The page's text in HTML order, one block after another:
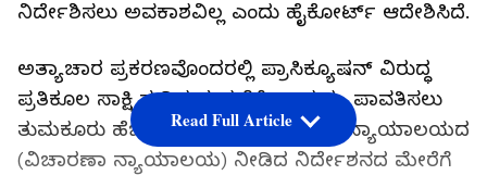
ನಿರ್ದೇಶಿಸಲು ಅವಕಾಶವಿಲ್ಲ ಎಂದು ಹೈಕೋರ್ಟ್ ಆದೇಶಿಸಿದೆ.
ಅತ್ಯಾಚಾರ ಪ್ರಕರಣವೊಂದರಲ್ಲಿ ಪ್ರಾಸಿಕ್ಯೂಷನ್ ವಿರುದ್ಧ
ಪ್ರತಿಕೂಲ ಸಾಕ್ಷಿ ನುಡಿದ ಸಂತ್ರಸ್ತೆಗೆ 3 ಲಕ್ಷ ರು. ಪಾವತಿಸಲು
ತುಮಕೂರು ಹೆಚ್ಚುವರಿ ಜಿಲ್ಲಾ ಮತ್ತು ಸೆಷನ್ಸ್ ನ್ಯಾಯಾಲಯದ
(ವಿಚಾರಣಾ ನ್ಯಾಯಾಲಯ) ನೀಡಿದ ನಿರ್ದೇಶನದ ಮೇರೆಗೆ
Read Full Article